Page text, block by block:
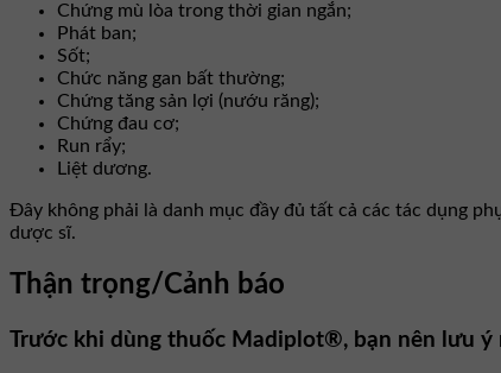
Chứng mù lòa trong thời gian ngắn;
Phát ban;
Sốt;
Chức năng gan bất thường;
Chứng tăng sản lợi (nướu răng);
Chứng đau cơ;
Run rẩy;
Liệt dương.
Đây không phải là danh mục đầy đủ tất cả các tác dụng
dược sĩ.
Thận trọng/Cảnh báo
Trước khi dùng thuốc Madiplot®, bạn nên lưu ý